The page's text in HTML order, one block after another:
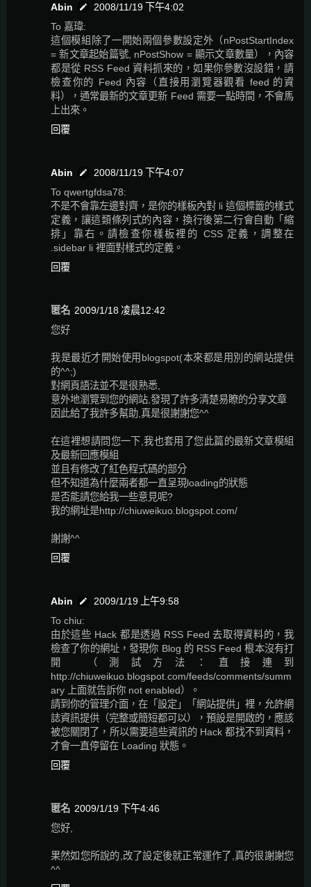
Abin
2008/11/19 下午4:02
To 嘉瑋:
這個模組除了一開始兩個參數設定外（nPostStartIndex
= 新文章起始篇號, nPostShow = 顯示文章數量），內容
都是從 RSS Feed 資料抓來的，如果你參數沒設錯，請
檢查你的 Feed 內容（直接用瀏覽器觀看 feed 的資
料），通常最新的文章更新 Feed 需要一點時間，不會馬
上出來。
回覆
Abin
2008/11/19 下午4:07
To qwertgfdsa78:
不是不會靠左邊對齊，是你的樣板內對 li 這個標籤的樣式
定義，讓這類條列式的內容，換行後第二行會自動「縮
排」靠右。請檢查你樣板裡的 CSS 定義，調整在
.sidebar li 裡面對樣式的定義。
回覆
匿名 2009/1/18 凌晨12:42
您好
我是最近才開始使用blogspot(本來都是用別的網站提供
的^^;)
對網頁語法並不是很熟悉,
意外地瀏覽到您的網站,發現了許多清楚易瞭的分享文章
因此給了我許多幫助,真是很謝謝您^^
在這裡想請問您一下,我也套用了您此篇的最新文章模組
及最新回應模組
並且有修改了紅色程式碼的部分
但不知道為什麼兩者都一直呈現loading的狀態
是否能請您給我一些意見呢?
我的網址是http://chiuweikuo.blogspot.com/
謝謝^^
回覆
Abin
2009/1/19 上午9:58
To chiu:
由於這些 Hack 都是透過 RSS Feed 去取得資料的，我
檢查了你的網址，發現你 Blog 的 RSS Feed 根本沒有打
開 （測試方法：直接連到
http://chiuweikuo.blogspot.com/feeds/comments/summ
ary 上面就告訴你 not enabled）。
請到你的管理介面，在「設定」「網站提供」裡，允許網
誌資訊提供（完整或簡短都可以），預設是開啟的，應該
被您關閉了，所以需要這些資訊的 Hack 都找不到資料，
才會一直停留在 Loading 狀態。
回覆
匿名 2009/1/19 下午4:46
您好,
果然如您所說的,改了設定後就正常運作了,真的很謝謝您
^^